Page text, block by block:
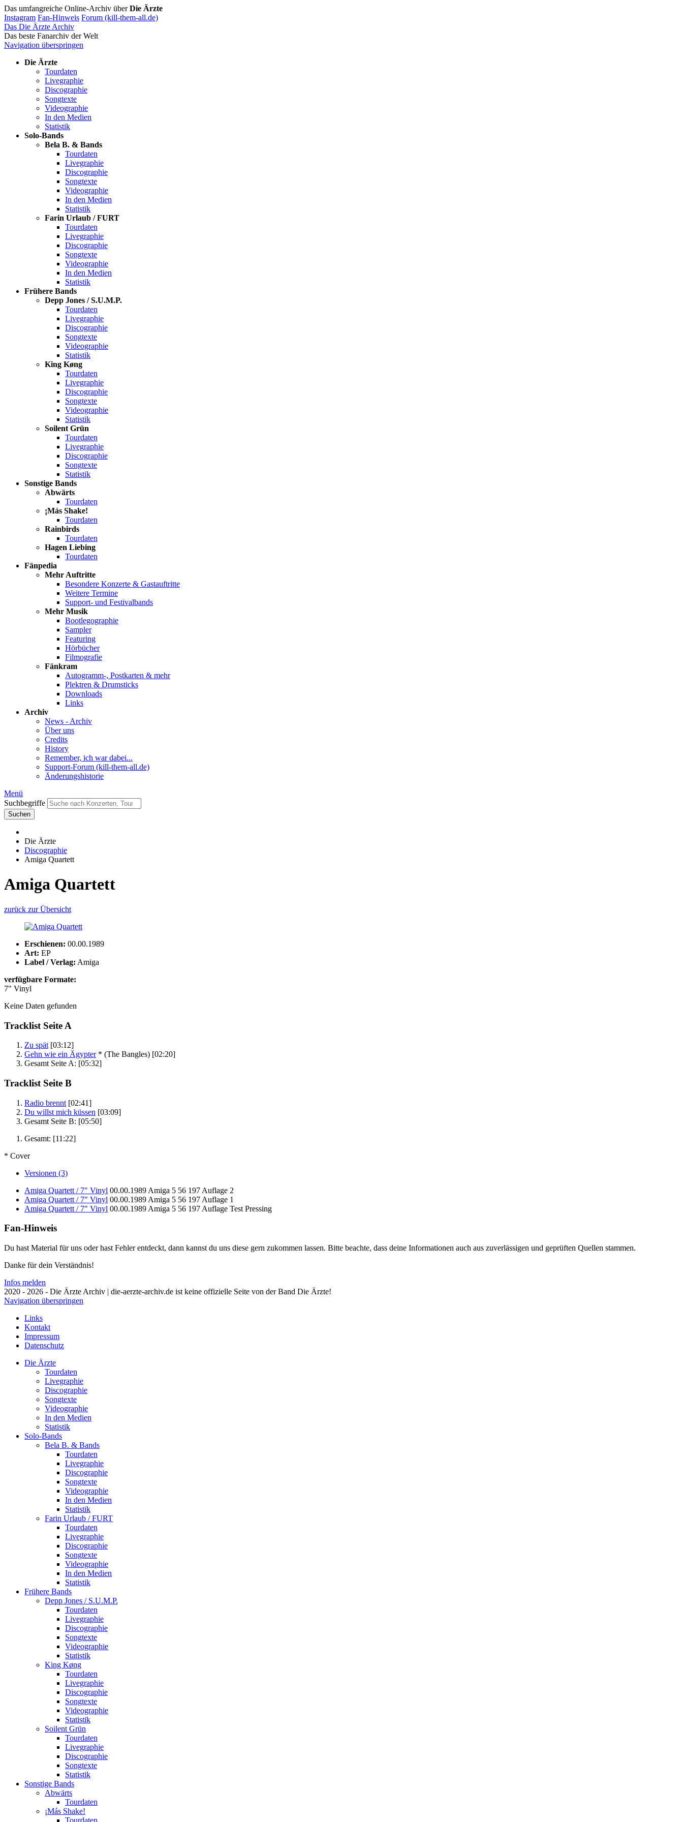
Das umfangreiche Online-Archiv überDie Ärzte
Instagram Fan-Hinweis Forum (kill-them-all.de)
Das Die Ärzte Archiv
Das beste Fanarchiv der Welt
Navigation überspringen
Die Ärzte
Tourdaten
Livegraphie
Discographie
Songtexte
Videographie
In den Medien
Statistik
Solo-Bands
Bela B. & Bands
Tourdaten
Livegraphie
Discographie
Songtexte
Videographie
In den Medien
Statistik
Farin Urlaub / FURT
Tourdaten
Livegraphie
Discographie
Songtexte
Videographie
In den Medien
Statistik
Frühere Bands
Depp Jones / S.U.M.P.
Tourdaten
Livegraphie
Discographie
Songtexte
Videographie
Statistik
King Køng
Tourdaten
Livegraphie
Discographie
Songtexte
Videographie
Statistik
Soilent Grün
Tourdaten
Livegraphie
Discographie
Songtexte
Statistik
Sonstige Bands
Abwärts
Tourdaten
¡Más Shake!
Tourdaten
Rainbirds
Tourdaten
Hagen Liebing
Tourdaten
Fänpedia
Mehr Auftritte
Besondere Konzerte & Gastauftritte
Weitere Termine
Support- und Festivalbands
Mehr Musik
Bootlegographie
Sampler
Featuring
Hörbücher
Filmografie
Fänkram
Autogramm-, Postkarten & mehr
Plektren & Drumsticks
Downloads
Links
Archiv
News - Archiv
Über uns
Credits
History
Remember, ich war dabei...
Support-Forum (kill-them-all.de)
Änderungshistorie
Menü
Suchbegriffe
Suchen
Die Ärzte
Discographie
Amiga Quartett
Amiga Quartett
zurück zur Übersicht
Erschienen: 00.00.1989
Art: EP
Label / Verlag: Amiga
verfügbare Formate:
7" Vinyl
Keine Daten gefunden
Tracklist Seite A
Zu spät [03:12]
Gehn wie ein Ägypter* (The Bangles) [02:20]
Gesamt Seite A: [05:32]
Tracklist Seite B
Radio brennt [02:41]
Du willst mich küssen [03:09]
Gesamt Seite B: [05:50]
Gesamt: [11:22]
* Cover
Versionen (3)
Amiga Quartett / 7" Vinyl 00.00.1989 Amiga 5 56 197 Auflage 2
Amiga Quartett / 7" Vinyl 00.00.1989 Amiga 5 56 197 Auflage 1
Amiga Quartett / 7" Vinyl 00.00.1989 Amiga 5 56 197 Auflage Test Pressing
Fan-Hinweis
Du hast Material für uns oder hast Fehler entdeckt, dann kannst du uns diese gern zukommen lassen. Bitte beachte, dass deine Informationen auch aus zuverlässigen und geprüften Quellen stammen.
Danke für dein Verständnis!
Infos melden
2020 - 2026 - Die Ärzte Archiv | die-aerzte-archiv.de ist keine offizielle Seite von der Band Die Ärzte!
Navigation überspringen
Links
Kontakt
Impressum
Datenschutz
Die Ärzte
Tourdaten
Livegraphie
Discographie
Songtexte
Videographie
In den Medien
Statistik
Solo-Bands
Bela B. & Bands
Tourdaten
Livegraphie
Discographie
Songtexte
Videographie
In den Medien
Statistik
Farin Urlaub / FURT
Tourdaten
Livegraphie
Discographie
Songtexte
Videographie
In den Medien
Statistik
Frühere Bands
Depp Jones / S.U.M.P.
Tourdaten
Livegraphie
Discographie
Songtexte
Videographie
Statistik
King Køng
Tourdaten
Livegraphie
Discographie
Songtexte
Videographie
Statistik
Soilent Grün
Tourdaten
Livegraphie
Discographie
Songtexte
Statistik
Sonstige Bands
Abwärts
Tourdaten
¡Más Shake!